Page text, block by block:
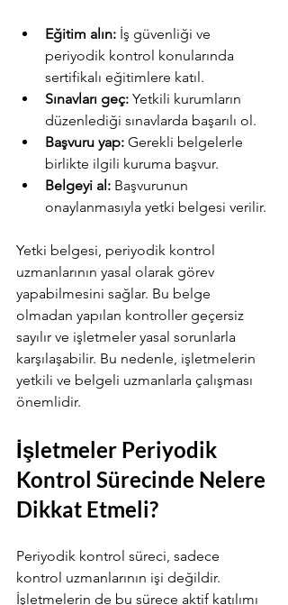
Eğitim alın: İş güvenliği ve
periyodik kontrol konularında
sertifikalı eğitimlere katıl.
Sınavları geç: Yetkili kurumların
düzenlediği sınavlarda başarılı ol.
Başvuru yap: Gerekli belgelerle
birlikte ilgili kuruma başvur.
Belgeyi al: Başvurunun
onaylanmasıyla yetki belgesi verilir.
Yetki belgesi, periyodik kontrol
uzmanlarının yasal olarak görev
yapabilmesini sağlar. Bu belge
olmadan yapılan kontroller geçersiz
sayılır ve işletmeler yasal sorunlarla
karşılaşabilir. Bu nedenle, işletmelerin
yetkili ve belgeli uzmanlarla çalışması
önemlidir.
İşletmeler Periyodik
Kontrol Sürecinde Nelere
Dikkat Etmeli?
Periyodik kontrol süreci, sadece
kontrol uzmanlarının işi değildir.
İşletmelerin de bu sürece aktif katılımı